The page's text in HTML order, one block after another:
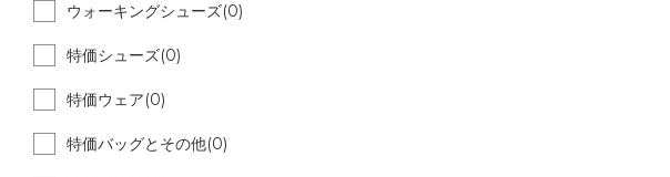
ウォーキングシューズ(0)
特価シューズ(0)
特価ウェア(0)
特価バッグとその他(0)